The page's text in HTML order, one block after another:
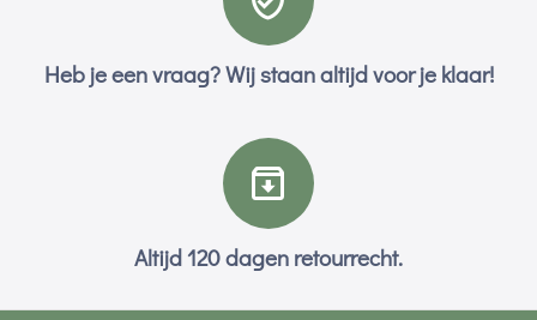
Heb je een vraag? Wij staan altijd voor je klaar!
Altijd 120 dagen retourrecht.